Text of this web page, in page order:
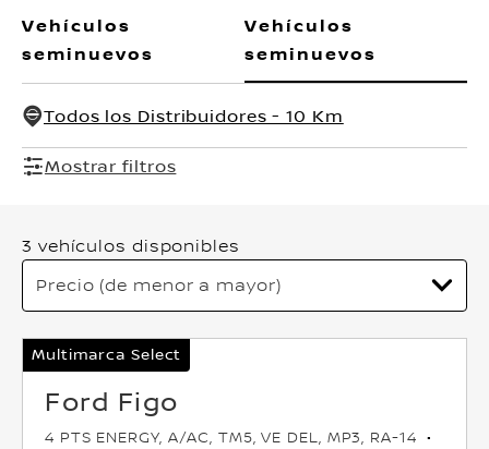
Vehículos
seminuevos
Vehículos
seminuevos
Todos los Distribuidores - 10 Km
Mostrar filtros
3 vehículos disponibles
Multimarca Select
Ford Figo
4 PTS ENERGY, A/AC, TM5, VE DEL, MP3, RA-14